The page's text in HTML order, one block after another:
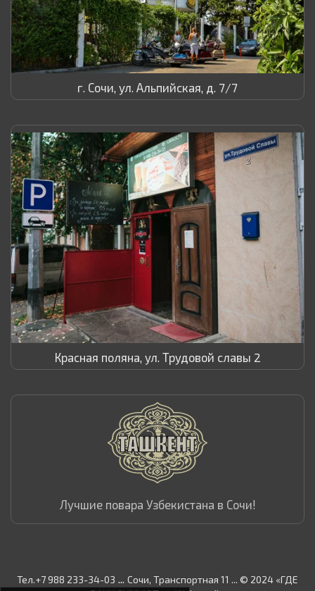
г. Сочи, ул. Альпийская, д. 7/7
Красная поляна, ул. Трудовой славы 2
Лучшие повара Узбекистана в Сочи!
Тел.+7 988 233-34-03 ... Сочи, Транспортная 11 ... © 2024 «ГДЕ